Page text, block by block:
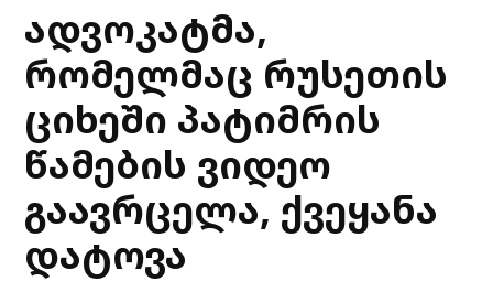
ადვოკატმა,
რომელმაც რუსეთის
ციხეში პატიმრის
წამების ვიდეო
გაავრცელა, ქვეყანა
დატოვა